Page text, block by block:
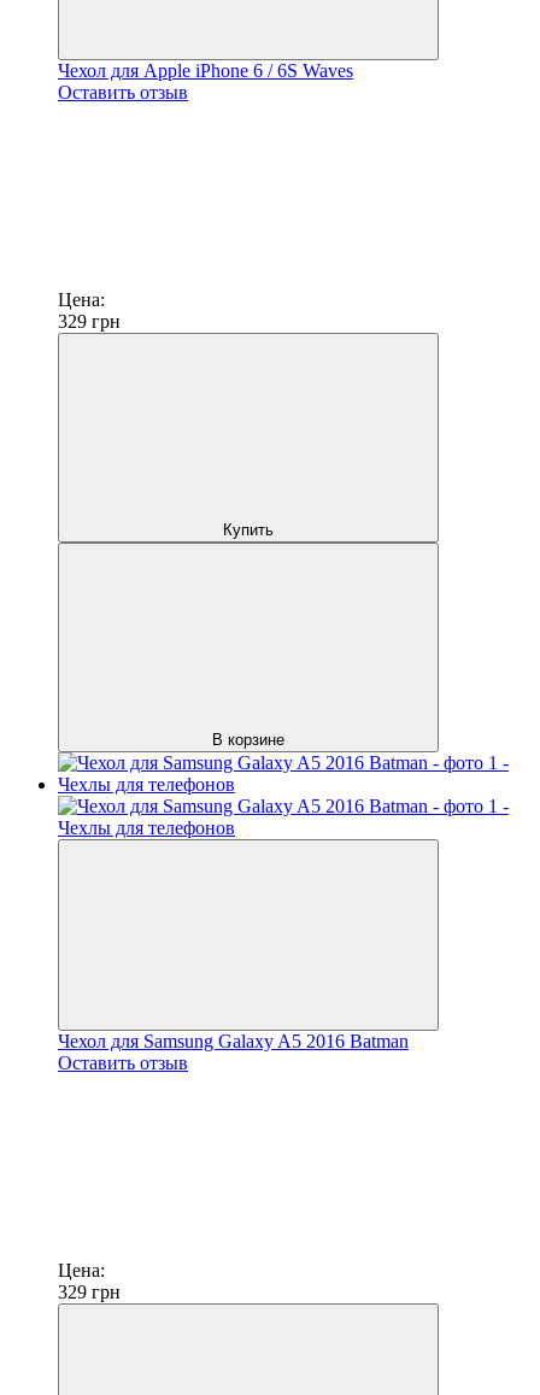
Чехол для Apple iPhone 6 / 6S Waves
Оставить отзыв
Цена:
329 грн
Купить
В корзине
Чехол для Samsung Galaxy A5 2016 Batman
Оставить отзыв
Цена:
329 грн